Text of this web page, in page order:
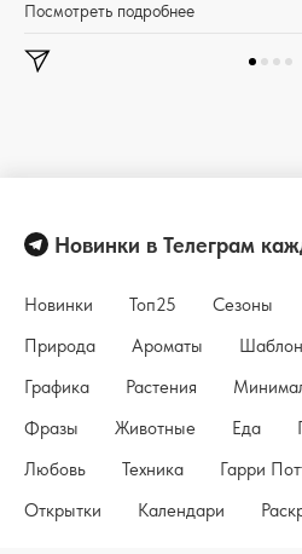
Посмотреть подробнее
Новинки в Телеграм
Новинки Топ25 Сезоны
Природа
Ароматы
Графика
Растения
Фразы
Животные Еда
Любовь
Техника Гарри
Открытки
Календари